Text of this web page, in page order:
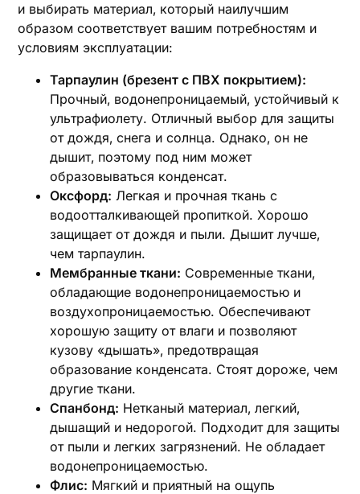
и выбирать материал‚ который наилучшим
образом соответствует вашим потребностям и
условиям эксплуатации:
Тарпаулин (брезент с ПВХ покрытием):
Прочный‚ водонепроницаемый‚ устойчивый к
ультрафиолету. Отличный выбор для защиты
от дождя‚ снега и солнца. Однако‚ он не
дышит‚ поэтому под ним может
образовываться конденсат.
Оксфорд: Легкая и прочная ткань с
водоотталкивающей пропиткой. Хорошо
защищает от дождя и пыли. Дышит лучше‚
чем тарпаулин.
Мембранные ткани: Современные ткани‚
обладающие водонепроницаемостью и
воздухопроницаемостью. Обеспечивают
хорошую защиту от влаги и позволяют
кузову «дышать»‚ предотвращая
образование конденсата. Стоят дороже‚ чем
другие ткани.
Спанбонд: Нетканый материал‚ легкий‚
дышащий и недорогой. Подходит для защиты
от пыли и легких загрязнений. Не обладает
водонепроницаемостью.
Флис: Мягкий и приятный на ощупь